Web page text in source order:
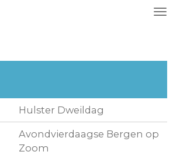
Hulster Dweildag
Avondvierdaagse Bergen op
Zoom